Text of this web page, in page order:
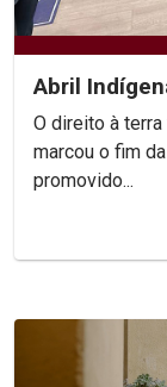
Abril
O direito à
marcou o fim
promovido...